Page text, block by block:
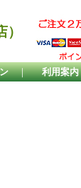
｜ 利用案内